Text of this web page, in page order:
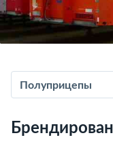
Полуприцепы